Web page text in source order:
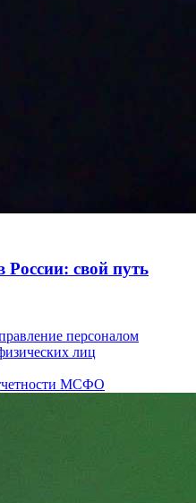
свой путь
персоналом
лиц
МСФО